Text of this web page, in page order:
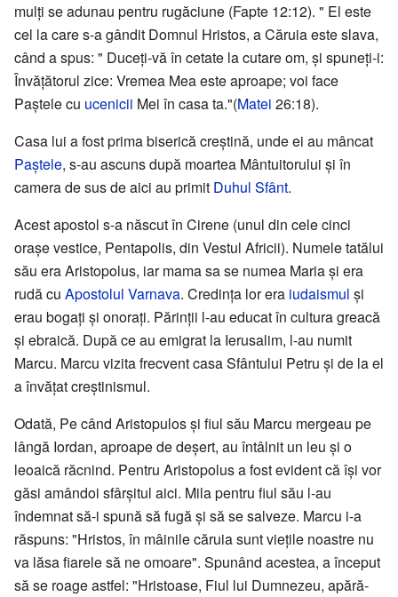
mulți se adunau pentru rugăciune (Fapte 12:12). " El este
cel la care s-a gândit Domnul Hristos, a Căruia este slava,
când a spus: " Duceți-vă în cetate la cutare om, și spuneți-i:
Învățătorul zice: Vremea Mea este aproape; voi face
Paștele cu ucenicii Mei în casa ta."(Matei 26:18).
Casa lui a fost prima biserică creștină, unde ei au mâncat
Paștele, s-au ascuns după moartea Mântuitorului și în
camera de sus de aici au primit Duhul Sfânt.
Acest apostol s-a născut în Cirene (unul din cele cinci
orașe vestice, Pentapolis, din Vestul Africii). Numele tatălui
său era Aristopolus, iar mama sa se numea Maria și era
rudă cu Apostolul Varnava. Credința lor era iudaismul și
erau bogați și onorați. Părinții l-au educat în cultura greacă
și ebraică. După ce au emigrat la Ierusalim, l-au numit
Marcu. Marcu vizita frecvent casa Sfântului Petru și de la el
a învățat creștinismul.
Odată, Pe când Aristopulos și fiul său Marcu mergeau pe
lângă Iordan, aproape de deșert, au întâlnit un leu și o
leoaică răcnind. Pentru Aristopolus a fost evident că își vor
găsi amândoi sfârșitul aici. Mila pentru fiul său l-au
îndemnat să-i spună să fugă și să se salveze. Marcu i-a
răspuns: "Hristos, în mâinile căruia sunt viețile noastre nu
va lăsa fiarele să ne omoare". Spunând acestea, a început
să se roage astfel: "Hristoase, Fiul lui Dumnezeu, apără-